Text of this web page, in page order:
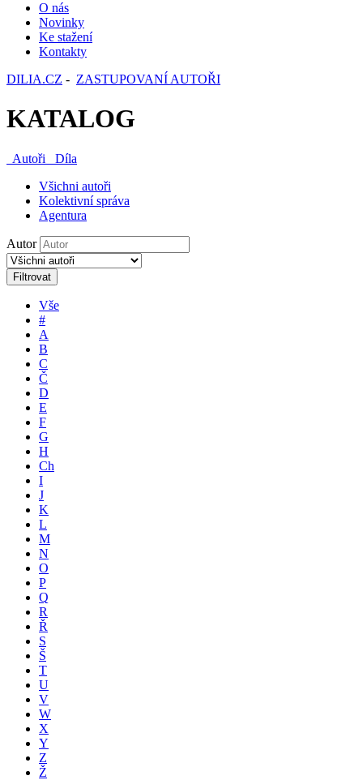
O nás
Novinky
Ke stažení
Kontakty
DILIA.CZ - ZASTUPOVANÍ AUTOŘI
KATALOG
Autoři
Díla
Všichni autoři
Kolektivní správa
Agentura
Autor
Filtrovat
Vše
#
A
B
C
Č
D
E
F
G
H
Ch
I
J
K
L
M
N
O
P
Q
R
Ř
S
Š
T
U
V
W
X
Y
Z
Ž